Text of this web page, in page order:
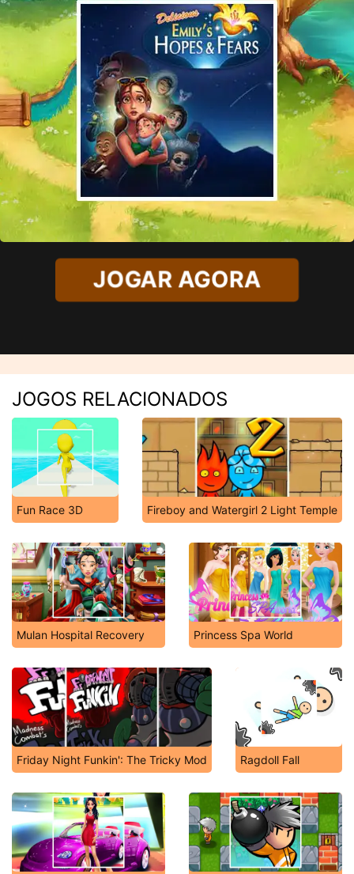
JOGAR AGORA
JOGOS RELACIONADOS
Fun Race 3D Fireboy and Watergirl 2 Light Temple
Mulan Hospital Recovery Princess Spa World
Friday Night Funkin': The Tricky Mod Ragdoll Fall